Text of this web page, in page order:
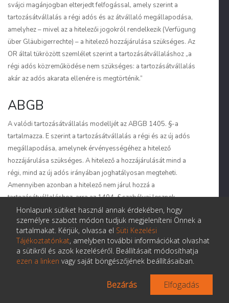
svájci magánjogban elterjedt felfogással, amely szerint a
tartozásátvállalás a régi adós és az átvállaló megállapodása,
amelyhez – mivel az a hitelezői jogokról rendelkezik (Verfügung
über Gläubigerrechte) – a hitelező hozzájárulása szükséges. Az
OR által tükrözött szemlélet szerint a tartozásátvállaláshoz „a
régi adós közreműködése nem szükséges: a tartozásátvállalás
akár az adós akarata ellenére is megtörténik.”
ABGB
A valódi tartozásátvállalás modelljét az ABGB 1405. §-a
tartalmazza. E szerint a tartozásátvállalás a régi és az új adós
megállapodása, amelynek érvényességéhez a hitelező
hozzájárulása szükséges. A hitelező a hozzájárulását mind a
régi, mind az új adós irányában joghatályosan megteheti.
Amennyiben azonban a hitelező nem járul hozzá a
tartozásátvállaláshoz, arra az 1404. § szabályai lesznek
irányadóak, azaz az átvállaló nem szabadul azon
kötelezettsége alól, hogy lejáratkor az eredeti adós helyett
teljesítsen. Az 1406. § értelmében azonban a tartozásátvállalás
megvalósítható a régi adós közreműködése nélkül is, a hitelező
és az átvállaló szerződése által.
Honlapunk sütiket használ annak érdekében, hogy
személyre szabott módon tudjuk megjeleníteni Önnek a
tartalmakat. Kérjük, olvassa el Süti Kezelési
Tájékoztatónkat, amelyben további információkat olvashat
a sütikről és azok kezeléséről. Beállításait módosíthatja
ezen a linken vagy saját böngészőjének beállításaiban.
Bezárás Elfogadás